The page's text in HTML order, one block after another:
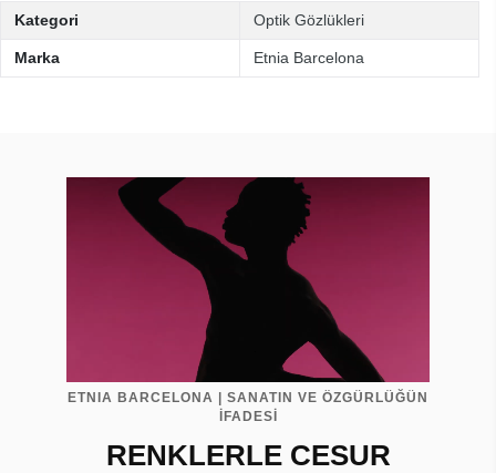
Kategori Optik Gözlükleri
Marka Etnia Barcelona
ETNIA BARCELONA | SANATIN VE ÖZGÜRLÜĞÜN
İFADESİ
RENKLERLE CESUR